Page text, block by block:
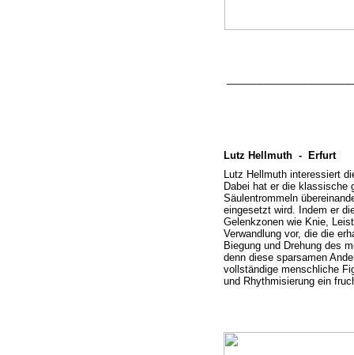
Lutz Hellmuth - Erfurt
Lutz Hellmuth interessiert
Dabei hat er die klassische
Säulentrommeln
eingesetzt wird. Indem er
Gelenkzonen wie Knie,
Verwandlung vor, die die
Biegung und Drehung des
denn diese sparsamen
vollständige menschliche
und Rhythmisierung ein